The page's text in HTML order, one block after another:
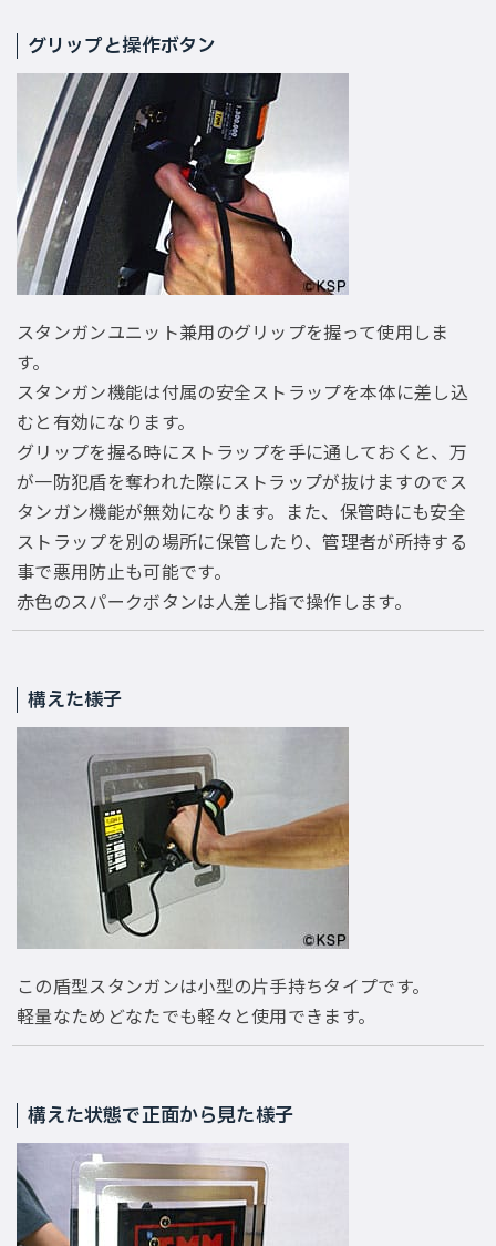
グリップと操作ボタン
スタンガンユニット兼用のグリップを握って使用しま
す。
スタンガン機能は付属の安全ストラップを本体に差し込
むと有効になります。
グリップを握る時にストラップを手に通しておくと、万
が一防犯盾を奪われた際にストラップが抜けますのでス
タンガン機能が無効になります。また、保管時にも安全
ストラップを別の場所に保管したり、管理者が所持する
事で悪用防止も可能です。
赤色のスパークボタンは人差し指で操作します。
構えた様子
この盾型スタンガンは小型の片手持ちタイプです。
軽量なためどなたでも軽々と使用できます。
構えた状態で正面から見た様子